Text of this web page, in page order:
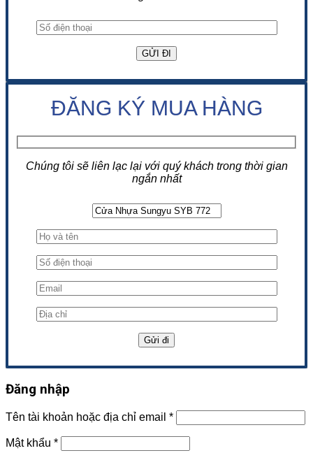
ĐĂNG KÝ MUA HÀNG
Chúng tôi sẽ liên lạc lại với quý khách trong thời gian
ngắn nhất
Đăng nhập
Tên tài khoản hoặc địa chỉ email *
Mật khẩu *